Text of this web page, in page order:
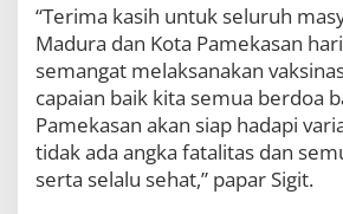
“Terima kasih untuk seluruh
Madura dan Kota Pamekasan
semangat melaksanakan
capaian baik kita semua berdoa
Pamekasan akan siap hadapi
tidak ada angka fatalitas dan
serta selalu sehat,” papar Sigit.